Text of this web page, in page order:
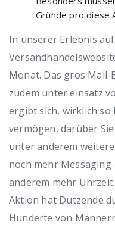
Gründe pro diese
In unserer Erlebnis
Monat. Das gros
zudem unter einsatz
ergibt sich, wirklich so
vermögen, darüber
unter anderem
noch mehr
anderem mehr
Aktion hat Dutzende
Hunderte von